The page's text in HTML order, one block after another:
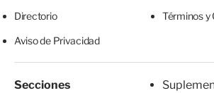
Directorio Términos y
Aviso de Privacidad
Secciones